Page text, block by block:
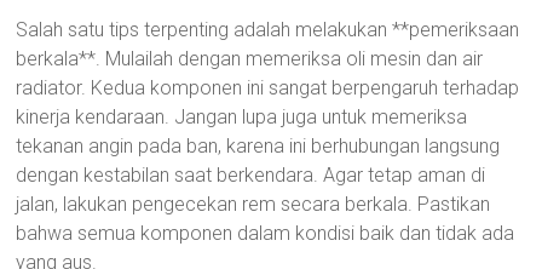
Salah satu tips terpenting adalah melakukan **pemeriksaan
berkala**. Mulailah dengan memeriksa oli mesin dan air
radiator. Kedua komponen ini sangat berpengaruh terhadap
kinerja kendaraan. Jangan lupa juga untuk memeriksa
tekanan angin pada ban, karena ini berhubungan langsung
dengan kestabilan saat berkendara. Agar tetap aman di
jalan, lakukan pengecekan rem secara berkala. Pastikan
bahwa semua komponen dalam kondisi baik dan tidak ada
yang aus.